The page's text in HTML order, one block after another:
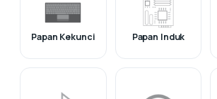
Papan Kekunci Papan Induk